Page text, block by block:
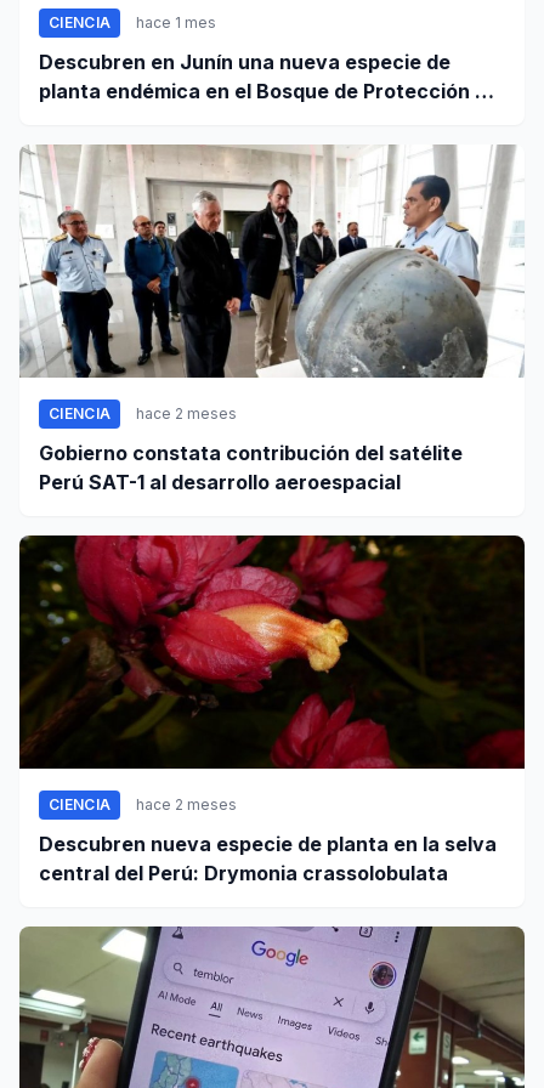
CIENCIA hace 1 mes
Descubren en Junín una nueva especie de
planta endémica en el Bosque de Protección Pui
CIENCIA hace 2 meses
Gobierno constata contribución del satélite
Perú SAT-1 al desarrollo aeroespacial
CIENCIA hace 2 meses
Descubren nueva especie de planta en la selva
central del Perú: Drymonia crassolobulata